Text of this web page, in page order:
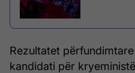
Rezultatet
kandidati për